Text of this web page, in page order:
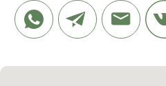
О КОМПАНИИ
ПРОЕКТЫ
ОТЗЫВЫ
ВОПРОСЫ
ШКАФЫ
КУХНИ
РАБОЧИЕ ЗОНЫ
ПРИХОЖИЕ